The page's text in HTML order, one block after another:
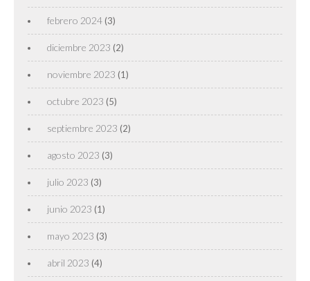
febrero 2024 (3)
diciembre 2023 (2)
noviembre 2023 (1)
octubre 2023 (5)
septiembre 2023 (2)
agosto 2023 (3)
julio 2023 (3)
junio 2023 (1)
mayo 2023 (3)
abril 2023 (4)